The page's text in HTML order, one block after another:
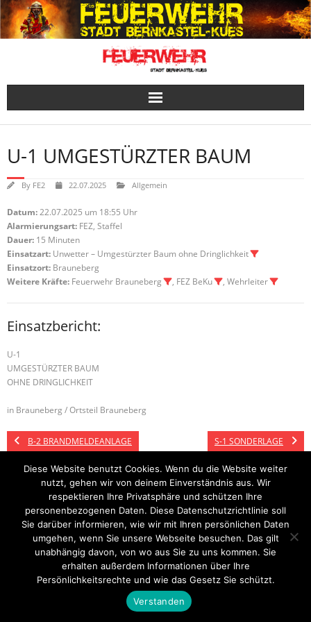
Skip
to
content
U-1 UMGESTÜRZTER BAUM
By FE2 22.07.2025 Allgemein
Datum:22.07.2025 um 18:55 Uhr
Alarmierungsart: FEZ, Staffel
Dauer: 15 Minuten
Einsatzart: Unwetter – Umgestürzter Baum ohne Dringlichkeit
Einsatzort: Brauneberg
Weitere Kräfte: Feuerwehr Brauneberg , FEZ BeKu , Wehrleiter
Einsatzbericht:
U-1
UMGESTÜRZTER BAUM
OHNE DRINGLICHKEIT
in Brauneberg / Ortsteil Brauneberg
B-2 BRANDMELDEANLAGE S-1 SONDERLAGE
Startseite Einsätze Mitglied werden Über uns
Bilder
Kontakt
Theme byThink Up Themes Ltd. Powered byWordPress.
Diese Website benutzt Cookies. Wenn du die Website weiter
nutzt, gehen wir von deinem Einverständnis aus. Wir
respektieren Ihre Privatsphäre und schützen Ihre
personenbezogenen Daten. Diese Datenschutzrichtlinie soll
Sie darüber informieren, wie wir mit Ihren persönlichen Daten
umgehen, wenn Sie unsere Webseite besuchen. Das gilt
unabhängig davon, von wo aus Sie zu uns kommen. Sie
erhalten außerdem Informationen über Ihre
Persönlichkeitsrechte und wie das Gesetz Sie schützt.
Verstanden